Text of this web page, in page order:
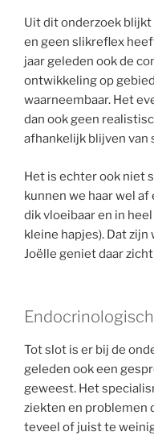
Uit dit onderzoek
en geen slikreflex
jaar geleden ook de
ontwikkeling op
waarneembaar. Het
dan ook geen
afhankelijk blijven van
Het is echter ook niet
kunnen we haar wel
dik vloeibaar en in
kleine hapjes). Dat
Joëlle geniet daar
Tot slot is er bij de
geleden ook een
geweest. Het
ziekten en problemen
teveel of juist te